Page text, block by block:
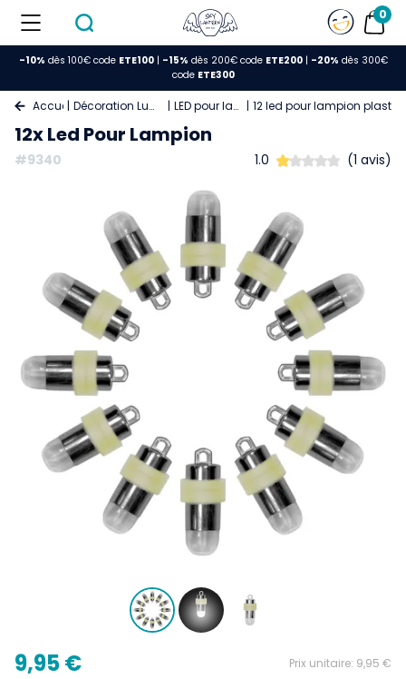
0
-10% dès 100€ code ETE100| -15% dès 200€ code ETE200| -20% dès 300€
code ETE300
Accueil Décoration Lumineuse LED pour lampion 12 led pour lampion
12x Led Pour Lampion
#9340 1.0 (1 avis)
9,95 € Prix unitaire: 9,95 €